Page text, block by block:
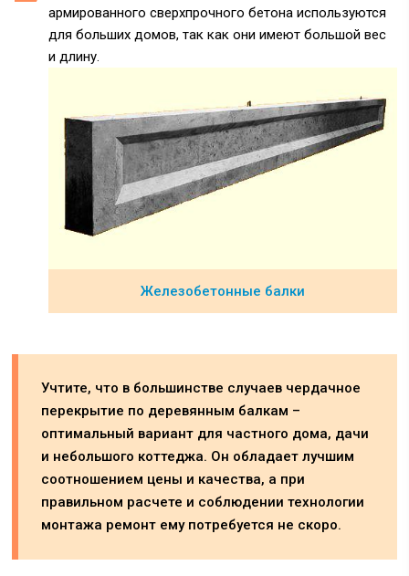
армированного сверхпрочного бетона используются
для больших домов, так как они имеют большой вес
и длину.
Железобетонные балки
Учтите, что в большинстве случаев чердачное
перекрытие по деревянным балкам –
оптимальный вариант для частного дома, дачи
и небольшого коттеджа. Он обладает лучшим
соотношением цены и качества, а при
правильном расчете и соблюдении технологии
монтажа ремонт ему потребуется не скоро.